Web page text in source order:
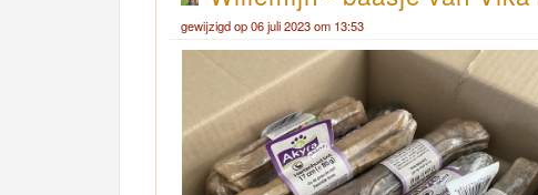
gewijzigd op 06 juli 2023 om 13:53